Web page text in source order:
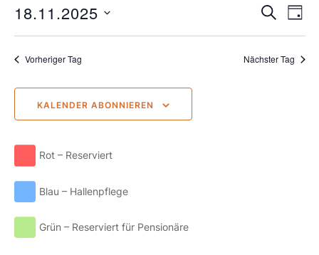
Suche
und
SUCHE
TAG
18.11.2025
Vorheriger Tag Nächster Tag
KALENDER ABONNIEREN
Rot – Reserviert
Blau – Hallenpflege
Grün – Reserviert für Pensionäre